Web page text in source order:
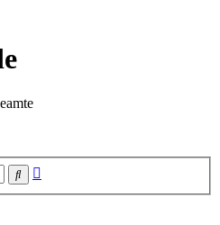
Suche